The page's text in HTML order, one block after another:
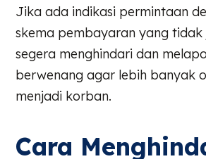
Jika ada indikasi permintaan
skema pembayaran yang tidak
segera menghindari dan
berwenang agar lebih banyak
menjadi korban.
Cara